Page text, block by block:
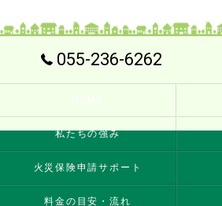
055-236-6262
私たちの強み
火災保険申請サポート
料金の目安・流れ